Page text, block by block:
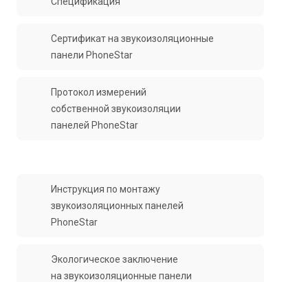
Сертификат на звукоизоляционные
панели PhoneStar
Протокол измерений
собственной звукоизоляции
панелей PhoneStar
Инструкция по монтажу
звукоизоляционных панелей
PhoneStar
Экологическое заключение
на звукоизоляционные панели